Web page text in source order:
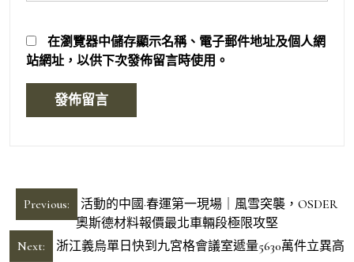
在瀏覽器中儲存顯示名稱、電子郵件地址及個人網
站網址，以供下次發佈留言時使用。
文
章
導
Previous:
活動的中國·春運第一現場｜風雪突襲，OSDER
奧斯德材料報價最北車輛段極限攻堅
Next:
浙江義烏單日快到九宮格會議室遞量5630萬件立異高